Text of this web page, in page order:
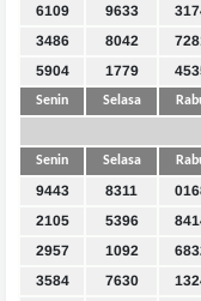
6109
9633
3486
8042
5904
1779
Senin Selasa
Senin Selasa
9443 8311
2105
5396
2957
1092
3584
7630